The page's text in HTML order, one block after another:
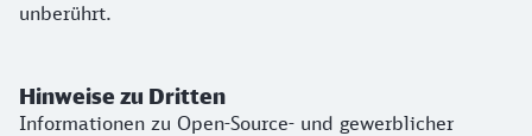
unberührt.
Hinweise zu Dritten
Informationen zu Open-Source- und gewerblicher